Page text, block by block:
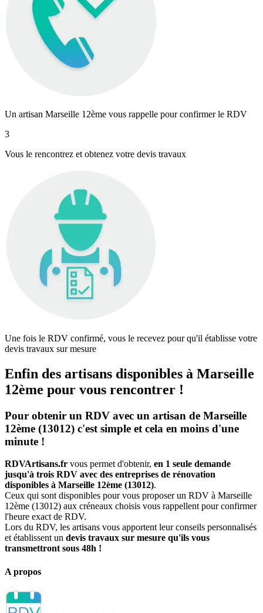
Un artisan Marseille 12ème vous rappelle pour confirmer le RDV
3
Vous le rencontrez et obtenez votre devis travaux
Une fois le RDV confirmé, vous le recevez pour qu'il établisse votre
devis travaux sur mesure
Enfin des artisans disponibles à Marseille
12ème pour vous rencontrer !
Pour obtenir un RDV avec un artisan de Marseille
12ème (13012) c'est simple et cela en moins d'une
minute !
RDVArtisans.fr vous permet d'obtenir, en 1 seule demande
jusqu'à trois RDV avec des entreprises de rénovation
disponibles à Marseille 12ème (13012).
Ceux qui sont disponibles pour vous proposer un RDV à Marseille
12ème (13012) aux créneaux choisis vous rappellent pour confirmer
l'heure exact de RDV.
Lors du RDV, les artisans vous apportent leur conseils personnalisés
et établissent un devis travaux sur mesure qu'ils vous
transmettront sous 48h !
A propos